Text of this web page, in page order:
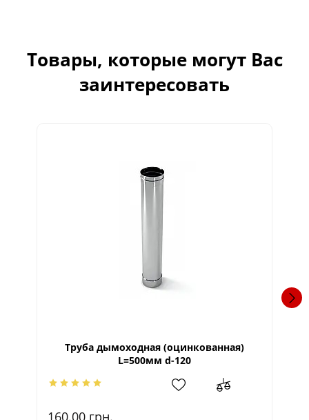
Товары, которые могут Вас
заинтересовать
Труба дымоходная (оцинкованная)
L=500мм d-120
160.00 грн.